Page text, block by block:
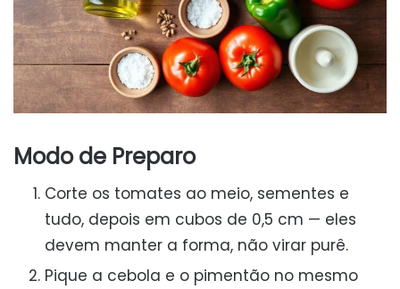
Modo de Preparo
Corte os tomates ao meio, sementes e
tudo, depois em cubos de 0,5 cm — eles
devem manter a forma, não virar purê.
Pique a cebola e o pimentão no mesmo